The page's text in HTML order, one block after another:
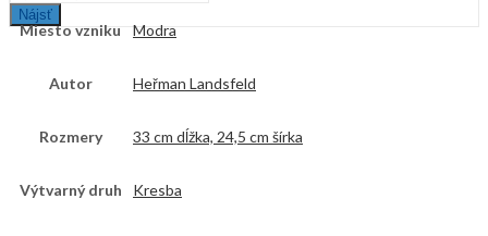
Nájsť
Miesto vzniku Modra
Autor Heřman Landsfeld
Rozmery 33 cm dĺžka, 24,5 cm šírka
Výtvarný druh Kresba